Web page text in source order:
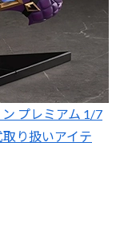
ン プレミアム 1/7
取り扱いアイテ